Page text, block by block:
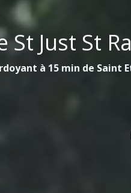
St Just St
à 15 min de Saint